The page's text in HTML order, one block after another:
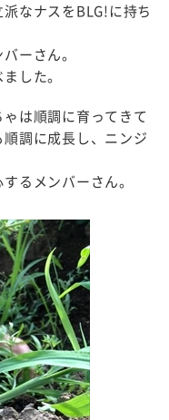
なナスをBLG!に持ち
ーさん。
した。
は順調に育ってきて
調に成長し、ニンジ
るメンバーさん。